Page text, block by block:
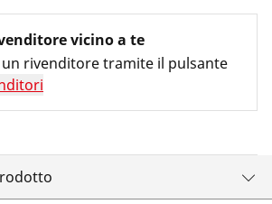
vicino a te
un rivenditore tramite il pulsante